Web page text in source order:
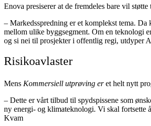
Enova presiserer at de fremdeles bare vil
– Markedsspredning er et komplekst tema.
mellom ulike byggsegment. Om en teknologi
og si nei til prosjekter i offentlig regi, utdyper
Risikoavlaster
Mens Kommersiell utprøving eret helt nytt
– Dette er vårt tilbud til spydspissene som
ny energi- og klimateknologi. Vi skal fortsette
Kvam